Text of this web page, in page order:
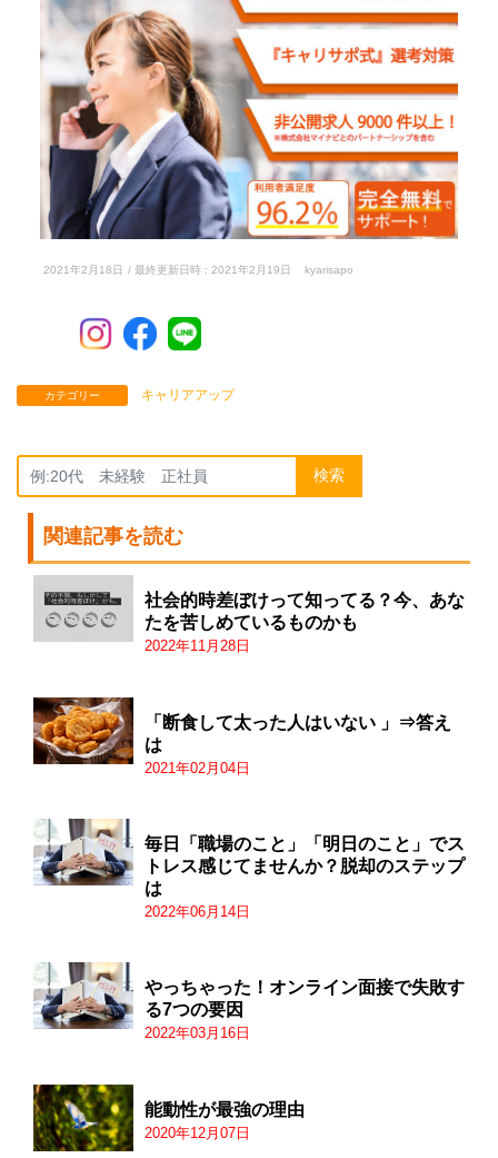
2021年2月18日 / 最終更新日時 : 2021年2月19日 kyarisapo
カテゴリー キャリアアップ
検索
関連記事を読む
社会的時差ぼけって知ってる？今、あな
たを苦しめているものかも
2022年11月28日
「断食して太った人はいない 」⇒答え
は
2021年02月04日
毎日「職場のこと」「明日のこと」でス
トレス感じてませんか？脱却のステップ
は
2022年06月14日
やっちゃった！オンライン面接で失敗す
る7つの要因
2022年03月16日
能動性が最強の理由
2020年12月07日